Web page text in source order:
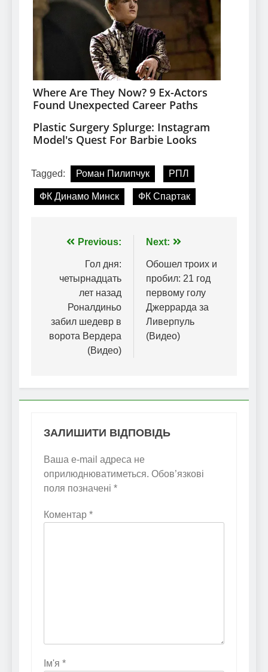
Tagged: Роман Пилипчук РПЛ
ФК Динамо Минск ФК Спартак
Навігація
записів
Previous:
Гол дня:
четырнадцать
лет назад
Роналдиньо
забил шедевр в
ворота Вердера
(Видео)
Next:
Обошел троих и
пробил: 21 год
первому голу
Джеррарда за
Ливерпуль
(Видео)
ЗАЛИШИТИ ВІДПОВІДЬ
Ваша e-mail адреса не
оприлюднюватиметься. Обов’язкові
поля позначені *
Коментар *
Ім'я *